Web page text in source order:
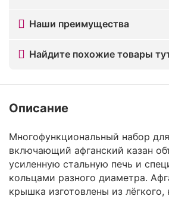
Наши преимущества
Найдите похожие товары
Описание
Многофункциональный набор
включающий афганский казан
усиленную стальную печь и
кольцами разного диаметра.
крышка изготовлены из лёгкого,